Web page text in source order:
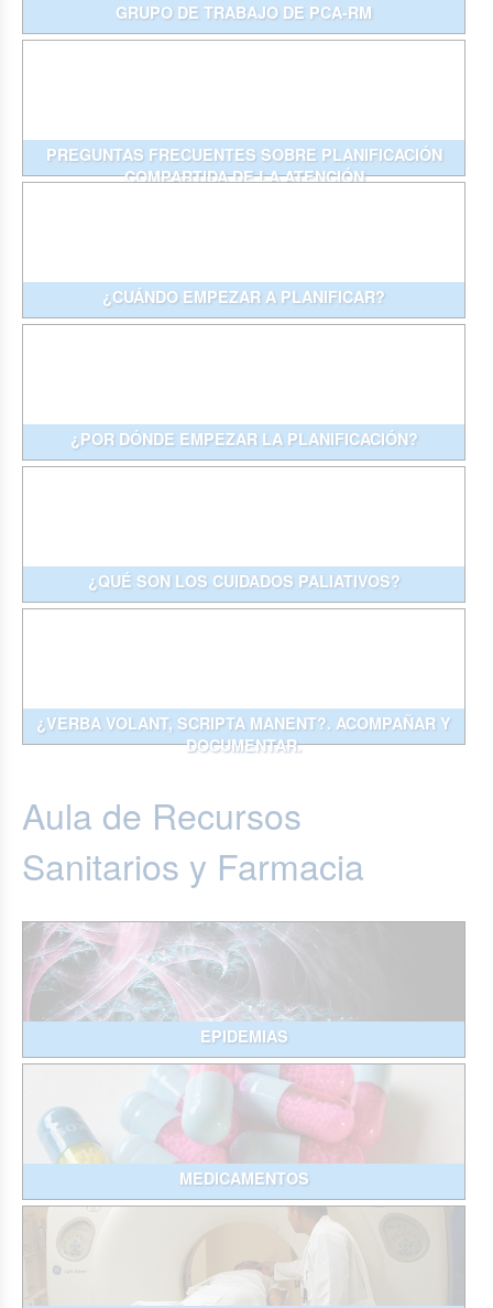
GRUPO DE TRABAJO DE PCA-RM
PREGUNTAS FRECUENTES SOBRE PLANIFICACIÓN
COMPARTIDA DE LA ATENCIÓN
¿CUÁNDO EMPEZAR A PLANIFICAR?
¿POR DÓNDE EMPEZAR LA PLANIFICACIÓN?
¿QUÉ SON LOS CUIDADOS PALIATIVOS?
¿VERBA VOLANT, SCRIPTA MANENT?. ACOMPAÑAR Y
DOCUMENTAR.
Aula de Recursos
Sanitarios y Farmacia
EPIDEMIAS
MEDICAMENTOS